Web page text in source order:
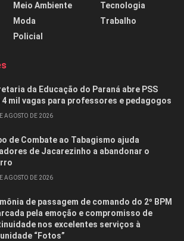
Meio Ambiente
Moda
Policial
Tecnologia
Trabalho
da Educação do Paraná abre PSS
4 mil vagas para professores e pedagogos
AGOSTO DE 2026
de Combate ao Tabagismo ajuda
de Jacarezinho a abandonar o
AGOSTO DE 2026
de passagem de comando do 2º BPM
pela emoção e compromisso de
nos excelentes serviços à
“Fotos”